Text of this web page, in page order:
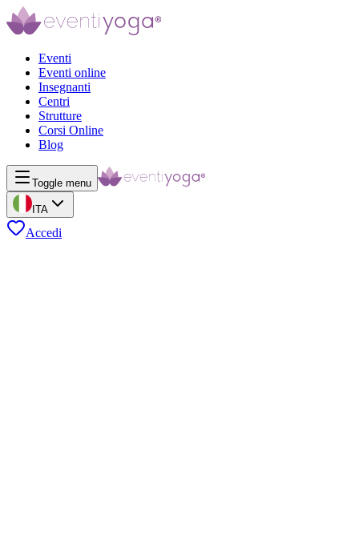
Eventi
Eventi online
Insegnanti
Centri
Strutture
Corsi Online
Blog
Toggle menu
ITA
Accedi